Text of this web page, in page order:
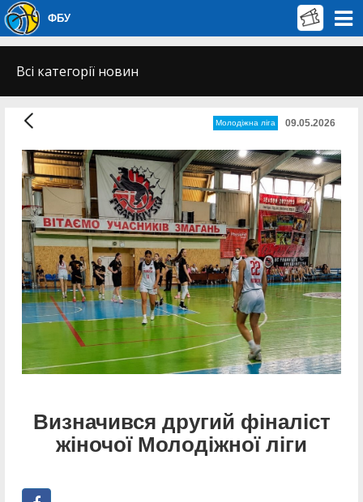
ФБУ
Всі категорії новин
Молодіжна ліга 09.05.2026
Визначився другий фіналіст
жіночої Молодіжної ліги